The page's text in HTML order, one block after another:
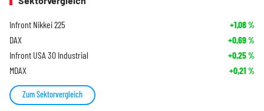
Infront Nikkei 225 +1,08%
DAX +0,69%
Infront USA 30 Industrial +0,25%
MDAX +0,21 %
Zum Sektorvergleich